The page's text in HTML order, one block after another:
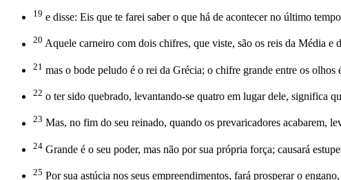
19 e disse: Eis que te farei saber o que há de acontecer no último
20 Aquele carneiro com dois chifres, que viste, são os reis da Média e
21 mas o bode peludo é o rei da Grécia; o chifre grande entre os olhos
22 o ter sido quebrado, levantando-se quatro em lugar dele, significa
23 Mas, no fim do seu reinado, quando os prevaricadores acabarem,
24 Grande é o seu poder, mas não por sua própria força; causará
25 Por sua astúcia nos seus empreendimentos, fará prosperar o